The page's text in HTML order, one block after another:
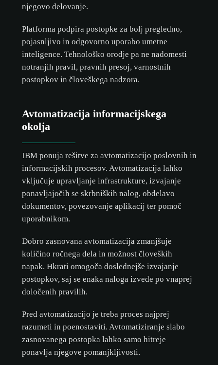
njegovo delovanje.
Platforma podpira postopke za bolj pregledno,
pojasnljivo in odgovorno uporabo umetne
inteligence. Tehnološko orodje pa ne nadomesti
notranjih pravil, pravnih presoj, varnostnih
postopkov in človeškega nadzora.
Avtomatizacija informacijskega
okolja
IBM ponuja rešitve za avtomatizacijo poslovnih in
informacijskih procesov. Avtomatizacija lahko
vključuje upravljanje infrastrukture, izvajanje
ponavljajočih se skrbniških nalog, obdelavo
dokumentov, povezovanje aplikacij ter pomoč
uporabnikom.
Dobro zasnovana avtomatizacija zmanjšuje
količino ročnega dela in možnost človeških
napak. Hkrati omogoča doslednejše izvajanje
postopkov, saj se enaka naloga izvede po vnaprej
določenih pravilih.
Pred avtomatizacijo je treba proces najprej
razumeti in poenostaviti. Avtomatiziranje slabo
zasnovanega postopka lahko samo hitreje
ponavlja njegove pomanjkljivosti.
ALLE AKZEPTIEREN
ANPASSEN